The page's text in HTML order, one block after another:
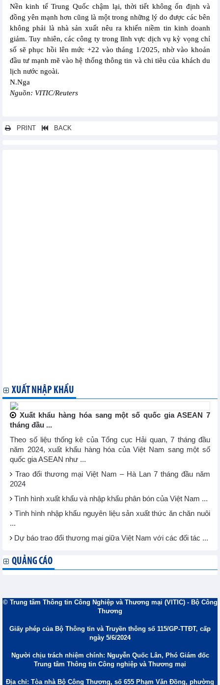
Nền kinh tế Trung Quốc chậm lại, thời tiết không ổn định và
đồng yên mạnh hơn cũng là một trong những lý do được các bên
không phải là nhà sản xuất nêu ra khiến niềm tin kinh doanh
giảm. Tuy nhiên, các công ty trong lĩnh vực dịch vụ kỳ vọng chỉ
số sẽ phục hồi lên mức +22 vào tháng 1/2025, nhờ vào khoản
đầu tư mạnh mẽ vào hệ thống thông tin và chi tiêu của khách du
lịch nước ngoài.
N.Nga
Nguồn: VITIC/Reuters
PRINT BACK
XUẤT NHẬP KHẨU
Xuất khẩu hàng hóa sang một số quốc gia ASEAN 7
tháng đầu ...
Theo số liệu thống kê của Tổng cục Hải quan, 7 tháng đầu
năm 2024, xuất khẩu hàng hóa của Việt Nam sang một số
quốc gia ASEAN như ...
Trao đổi thương mại Việt Nam – Hà Lan 7 tháng đầu năm
2024
Tình hình xuất khẩu và nhập khẩu phân bón của Việt Nam ...
Tình hình nhập khẩu nguyên liệu sản xuất thức ăn chăn nuôi
...
Dự báo trao đổi thương mại giữa Việt Nam với các đối tác ...
QUẢNG CÁO
© Trung tâm Thông tin Công Nghiệp và Thương mại (VITIC) - Bộ Công
Thương
Giấy phép của Bộ Thông tin và Truyền thông số 115/GP-TTĐT, cấp
ngày 5/6/2024
Người chịu trách nhiệm chính: Nguyễn Quốc Lân, Phó Giám đốc
Trung tâm Thông tin Công nghiệp và Thương mại
Địa chỉ: Tòa nhà Bộ Công Thương, số 655 Phạm Văn Đồng, phường